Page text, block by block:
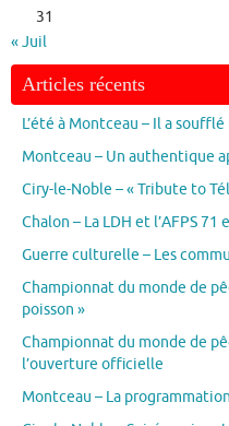
31
« Juil
Articles récents
L’été à Montceau – Il a
Montceau – Un authentique
Ciry-le-Noble – « Tribute to
Chalon – La LDH et l’AFPS
Guerre culturelle – Les
Championnat du monde de
poisson »
Championnat du monde de
l’ouverture officielle
Montceau – La